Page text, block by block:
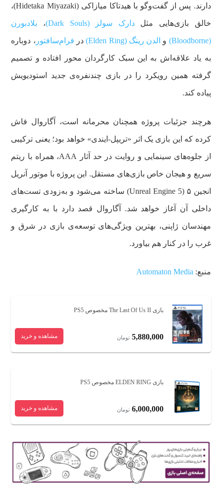
دارند. پس از گفت‌وگو با هیدتاکا میازاکی (Hidetaka Miyazaki)،
خالق بازی‌هایی مثلدارک سولز (Dark Souls) ، بلادبورن
(Bloodborne) و الدن رینگ (Elden Ring) در فرام‌سافتور ، دوباره
به یاد علاقه‌اش به این سبک کارگردان‌ محور افتاده و تصمیم
گرفته همین رویکرد را در بازی چندنفره‌ی جدید استودیویش
پیاده کند.
هرچند جزئیات پروژه همچنان محرمانه است، آگاروال فاش
کرده که این بازی یک اثر «تریپل-ایندی» خواهد بود؛ یعنی ترکیبی
از جلوه‌های سینمایی و روایت‌ در حد آثار AAA، همراه با ریتم
سریع و هیجان خاص بازی‌های مستقل. این پروژه با موتور آنریل
انجین ۵ (Unreal Engine 5) ساخته می‌شود و به‌زودی تست‌های
داخلی آن آغاز خواهد شد. آگاروال قصد دارد با به‌ کارگیری
مهندسان ژاپنی، بهترین ویژگی‌های توسعه‌ی بازی در شرق و
غرب را در کنار هم بیاورد.
منبع: Automaton Media
بازی The Last Of Us II مخصوص PS5
5,880,000 تومان مشاهده و خرید
بازی ELDEN RING مخصوص PS5
6,000,000 تومان مشاهده و خرید